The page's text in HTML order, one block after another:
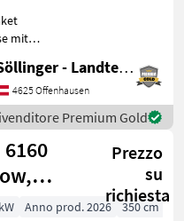
mit
und 480/80R26
automat.
Blu
Söllinger - Landtechnik GmbH
4625 Offenhausen
Premium Gold
6160
Prezzo
su
richiesta
Anno prod. 2026
350 cm